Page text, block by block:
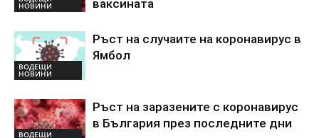
НОВИНИ
ваксината
ВОДЕЩИ
НОВИНИ
Ръст на случаите на коронавирус в
Ямбол
ВОДЕЩИ
Ръст на заразените с коронавирус
в България през последните дни